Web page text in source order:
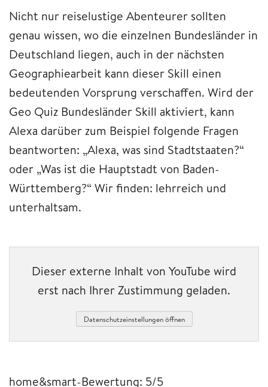
Nicht nur reiselustige Abenteurer sollten
genau wissen, wo die einzelnen Bundesländer in
Deutschland liegen, auch in der nächsten
Geographiearbeit kann dieser Skill einen
bedeutenden Vorsprung verschaffen. Wird der
Geo Quiz Bundesländer Skill aktiviert, kann
Alexa darüber zum Beispiel folgende Fragen
beantworten: „Alexa, was sind Stadtstaaten?“
oder „Was ist die Hauptstadt von Baden-
Württemberg?“ Wir finden: lehrreich und
unterhaltsam.
Dieser externe Inhalt von YouTube wird
erst nach Ihrer Zustimmung geladen.
Datenschutzeinstellungen öffnen
home&smart-Bewertung: 5/5